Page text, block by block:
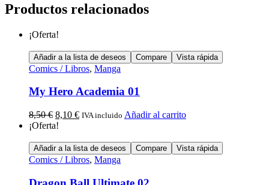
Productos relacionados
¡Oferta!
Añadir a la lista de deseos Compare Vista rápida
Comics / Libros, Manga
My Hero Academia 01
8,50€ 8,10 € IVA incluido Añadir al carrito
¡Oferta!
Añadir a la lista de deseos Compare Vista rápida
Comics / Libros, Manga